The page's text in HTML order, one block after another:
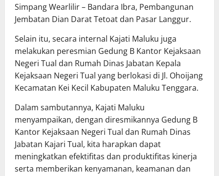
Simpang Wearlilir – Bandara Ibra, Pembangunan
Jembatan Dian Darat Tetoat dan Pasar Langgur.
Selain itu, secara internal Kajati Maluku juga
melakukan peresmian Gedung B Kantor Kejaksaan
Negeri Tual dan Rumah Dinas Jabatan Kepala
Kejaksaan Negeri Tual yang berlokasi di Jl. Ohoijang
Kecamatan Kei Kecil Kabupaten Maluku Tenggara.
Dalam sambutannya, Kajati Maluku
menyampaikan, dengan diresmikannya Gedung B
Kantor Kejaksaan Negeri Tual dan Rumah Dinas
Jabatan Kajari Tual, kita harapkan dapat
meningkatkan efektifitas dan produktifitas kinerja
serta memberikan kenyamanan, keamanan dan